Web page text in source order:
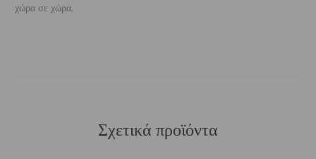
χώρα σε χώρα.
Σχετικά προϊόντα